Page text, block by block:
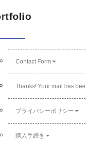
Contact Form
Thanks! Your mail has
プライバシーポリシー
購入手続き